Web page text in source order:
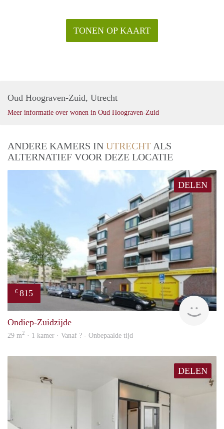
TONEN OP KAART
Oud Hoograven-Zuid, Utrecht
Meer informatie over wonen in Oud Hoograven-Zuid
ANDERE KAMERS IN UTRECHTALS
ALTERNATIEF VOOR DEZE LOCATIE
DELEN
€ 815
Ondiep-Zuidzijde
29 m2 · 1 kamer · Vanaf ? - Onbepaalde tijd
DELEN